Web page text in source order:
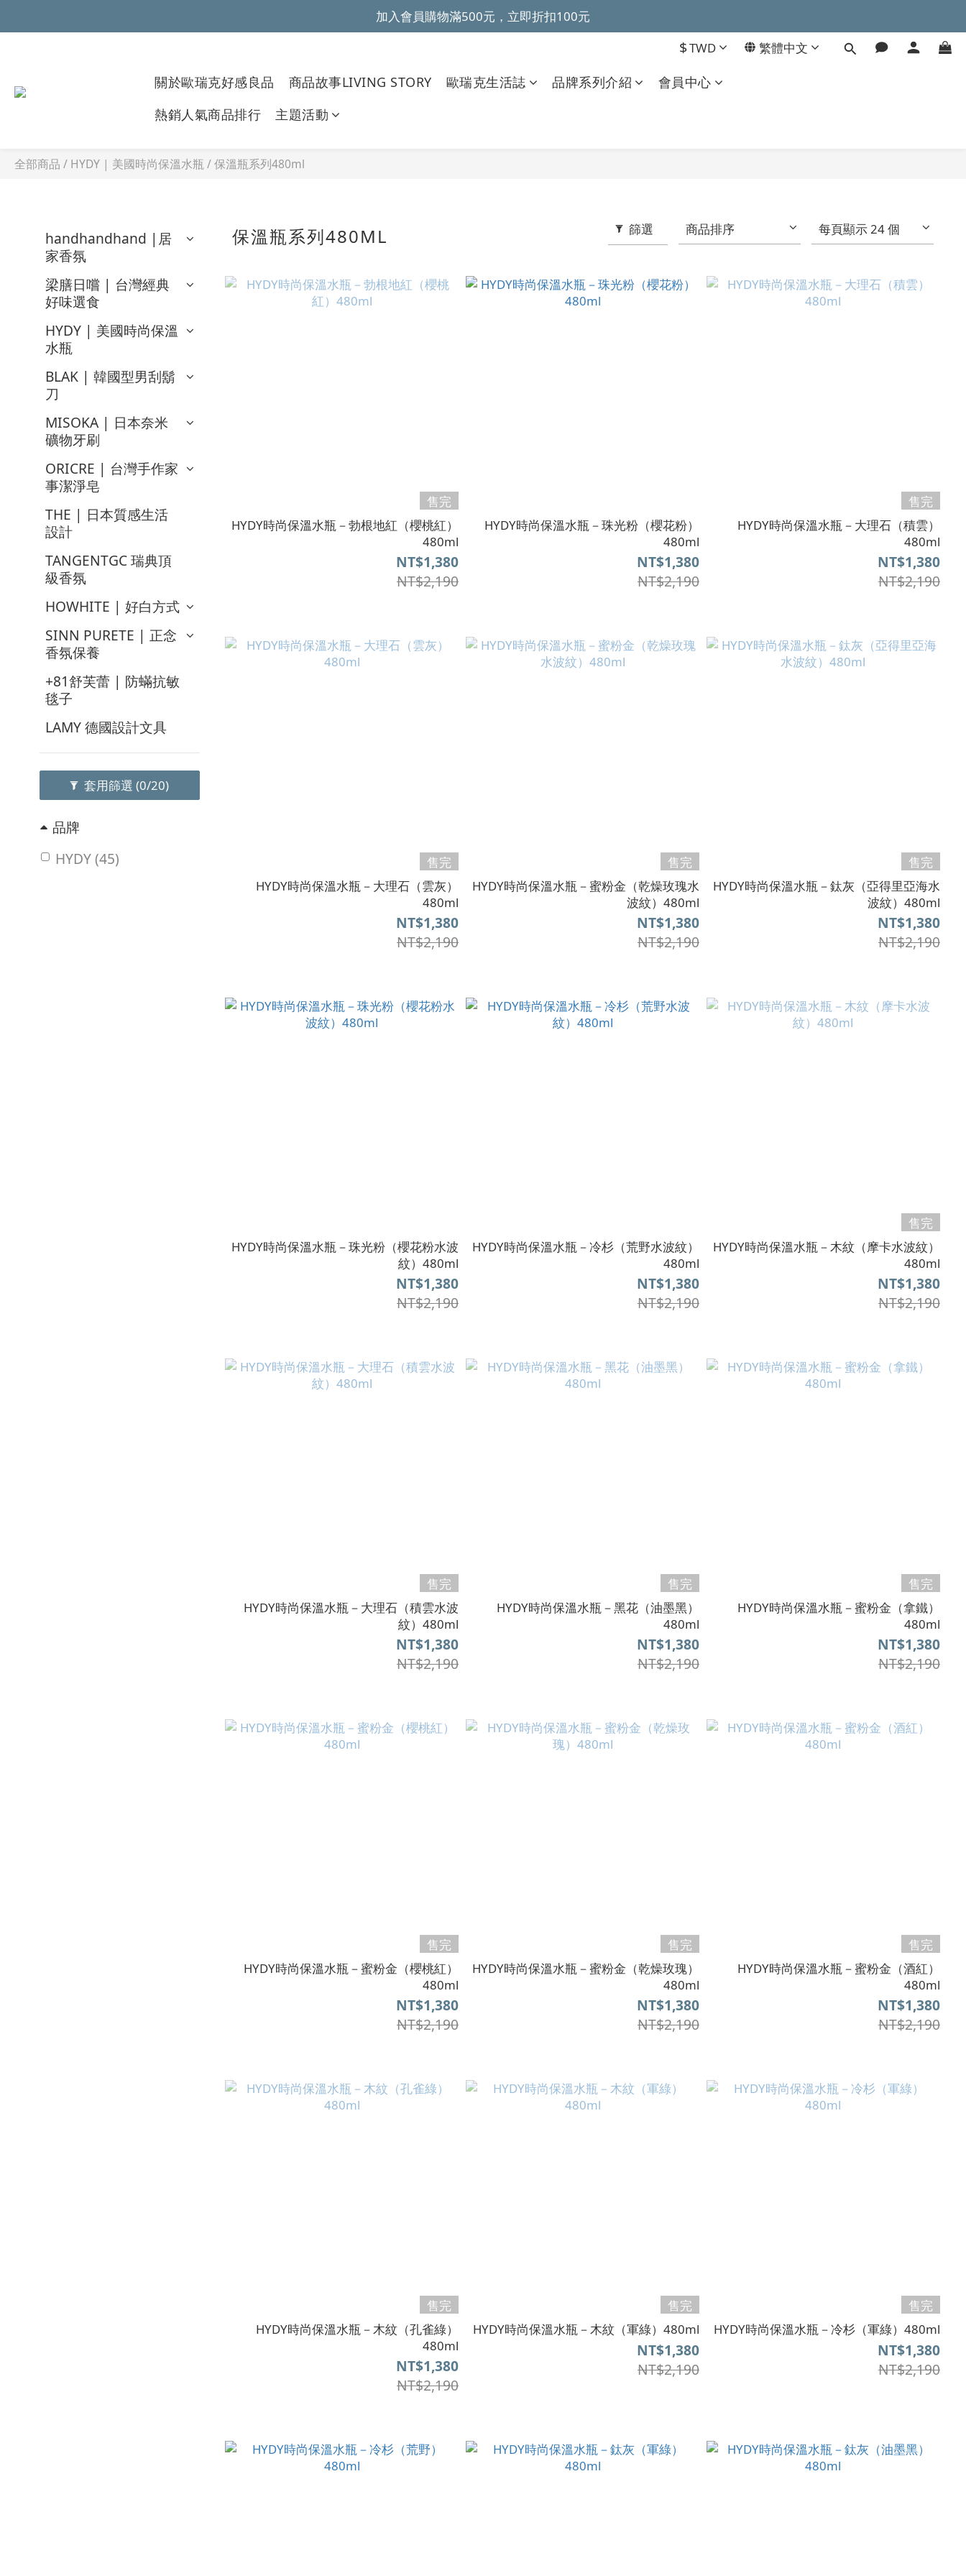
~全館滿499元免運~
加入會員購物滿500元，立即折扣100元
$TWD 繁體中文
關於歐瑞克好感良品 商品故事LIVING STORY 歐瑞克生活誌 品牌系列介紹
會員中心
熱銷人氣商品排行
主題活動
全部商品 / HYDY | 美國時尚保溫水瓶/保溫瓶系列480ml
handhandhand |居
家香氛
梁膳日嚐 | 台灣經典
好味選食
HYDY | 美國時尚保溫
水瓶
BLAK | 韓國型男刮鬍
刀
MISOKA | 日本奈米
礦物牙刷
ORICRE | 台灣手作家
事潔淨皂
THE | 日本質感生活
設計
TANGENTGC 瑞典頂
級香氛
HOWHITE | 好白方式
SINN PURETE | 正念
香氛保養
+81舒芙蕾 | 防蟎抗敏
毯子
LAMY 德國設計文具
套用篩選(0/20)
品牌
HYDY (45)
保溫瓶系列480ML 篩選 商品排序 每頁顯示 24 個
售完
HYDY時尚保溫水瓶－勃根地紅（櫻桃紅）
480ml
NT$1,380
NT$2,190
HYDY時尚保溫水瓶－珠光粉（櫻花粉）
480ml
NT$1,380
NT$2,190
售完
HYDY時尚保溫水瓶－大理石（積雲）
480ml
NT$1,380
NT$2,190
售完
HYDY時尚保溫水瓶－大理石（雲灰）
480ml
NT$1,380
NT$2,190
售完
HYDY時尚保溫水瓶－蜜粉金（乾燥玫瑰水
波紋）480ml
NT$1,380
NT$2,190
售完
HYDY時尚保溫水瓶－鈦灰（亞得里亞海水
波紋）480ml
NT$1,380
NT$2,190
HYDY時尚保溫水瓶－珠光粉（櫻花粉水波
紋）480ml
NT$1,380
NT$2,190
HYDY時尚保溫水瓶－冷杉（荒野水波紋）
480ml
NT$1,380
NT$2,190
售完
HYDY時尚保溫水瓶－木紋（摩卡水波紋）
480ml
NT$1,380
NT$2,190
售完
HYDY時尚保溫水瓶－大理石（積雲水波
紋）480ml
NT$1,380
NT$2,190
售完
HYDY時尚保溫水瓶－黑花（油墨黑）
480ml
NT$1,380
NT$2,190
售完
HYDY時尚保溫水瓶－蜜粉金（拿鐵）
480ml
NT$1,380
NT$2,190
售完
HYDY時尚保溫水瓶－蜜粉金（櫻桃紅）
480ml
NT$1,380
NT$2,190
售完
HYDY時尚保溫水瓶－蜜粉金（乾燥玫瑰）
480ml
NT$1,380
NT$2,190
售完
HYDY時尚保溫水瓶－蜜粉金（酒紅）
480ml
NT$1,380
NT$2,190
售完
HYDY時尚保溫水瓶－木紋（孔雀綠）
480ml
NT$1,380
NT$2,190
售完
HYDY時尚保溫水瓶－木紋（軍綠）480ml
NT$1,380
NT$2,190
售完
HYDY時尚保溫水瓶－冷杉（軍綠）480ml
NT$1,380
NT$2,190